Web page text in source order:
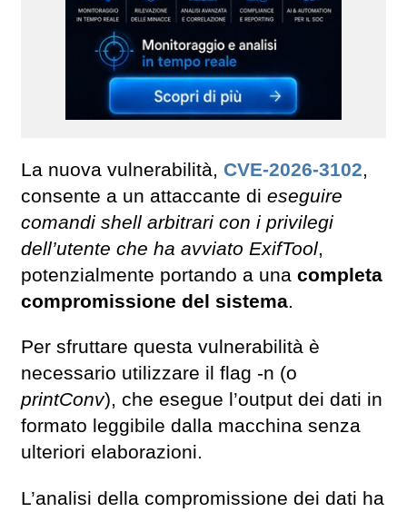
La nuova vulnerabilità, CVE-2026-3102,
consente a un attaccante di eseguire
comandi shell arbitrari con i privilegi
dell’utente che ha avviato ExifTool,
potenzialmente portando a una completa
compromissione del sistema.
Per sfruttare questa vulnerabilità è
necessario utilizzare il flag -n (o
printConv), che esegue l’output dei dati in
formato leggibile dalla macchina senza
ulteriori elaborazioni.
L’analisi della compromissione dei dati ha